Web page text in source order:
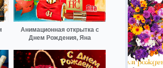
Анимационная открытка с
Днем Рождения, Яна